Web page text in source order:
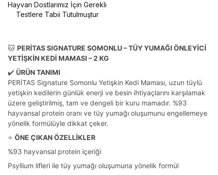
Hayvan Dostlarımız İçin Gerekli
Testlere Tabii Tutulmuştur
🐱 PERİTAS SIGNATURE SOMONLU – TÜY YUMAĞI ÖNLEYİCİ
YETİŞKİN KEDİ MAMASI – 2 KG
✔️ ÜRÜN TANIMI
PERİTAS Signature Somonlu Yetişkin Kedi Maması, uzun tüylü
yetişkin kedilerin günlük enerji ve besin ihtiyaçlarını karşılamak
üzere geliştirilmiş, tam ve dengeli bir kuru mamadır. %93
hayvansal protein oranı ve tüy yumağı oluşumunu engellemeye
yönelik formülüyle dikkat çeker.
⭐ ÖNE ÇIKAN ÖZELLİKLER
%93 hayvansal protein içeriği
Psyllium lifleri ile tüy yumağı oluşumuna yönelik formül